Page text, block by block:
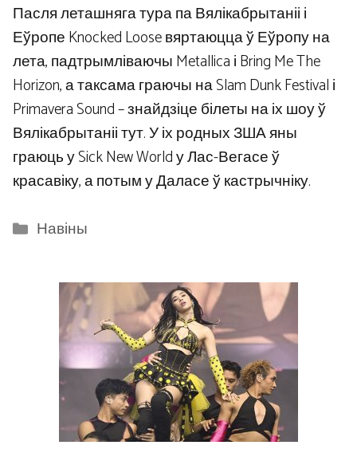
Пасля леташняга тура па Вялікабрытаніі і
Еўропе Knocked Loose вяртаюцца ў Еўропу на
лета, падтрымліваючы Metallica і Bring Me The
Horizon, а таксама граючы на ​​Slam Dunk Festival і
Primavera Sound – знайдзіце білеты на іх шоу ў
Вялікабрытаніі тут. У іх родных ЗША яны
граюць у Sick New World у Лас-Вегасе ў
красавіку, а потым у Даласе ў кастрычніку.
Categories
Навіны